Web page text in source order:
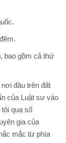
bao gồm cả thứ
đâu trên đất
của Luật sư vào
qua số
gia của
mắc từ phía